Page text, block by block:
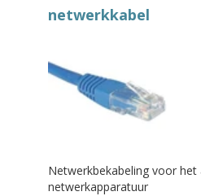
netwerkkabel
Netwerkbekabeling voor het
netwerkapparatuur